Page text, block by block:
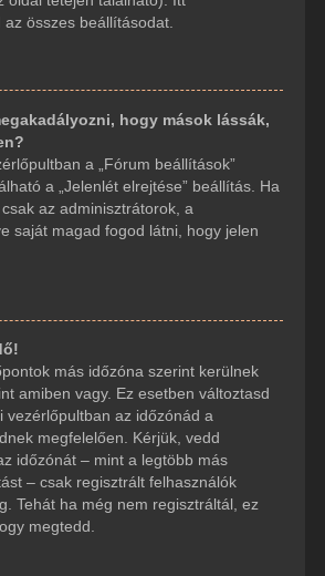
összes beállításodat.
hogy mások lássák,
a „Fórum beállítások”
a „Jelenlét elrejtése” beállítás. Ha
az adminisztrátorok, a
saját magad fogod látni, hogy jelen
más időzóna szerint kerülnek
amiben vagy. Ez esetben változtasd
vezérlőpultban az időzónád a
megfelelően. Kérjük, vedd
időzónát – mint a legtöbb más
– csak regisztrált felhasználók
Tehát ha még nem regisztráltál, ez
megtedd.